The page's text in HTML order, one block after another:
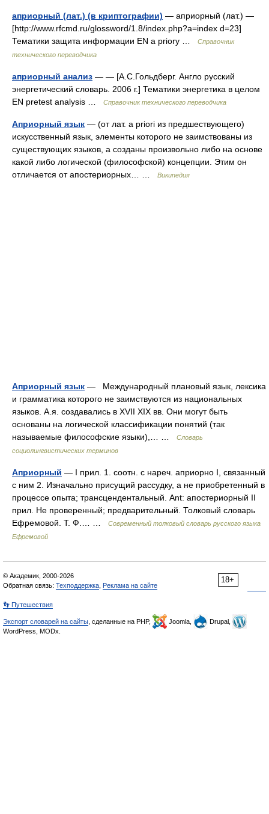
априорный (лат.) (в криптографии) — априорный (лат.) —
[http://www.rfcmd.ru/glossword/1.8/index.php?a=index d=23]
Тематики защита информации EN a priory …
Справочник
технического переводчика
априорный анализ — — [А.С.Гольдберг. Англо русский
энергетический словарь. 2006 г.] Тематики энергетика в целом
EN pretest analysis …
Справочник технического переводчика
Априорный язык — (от лат. a priori из предшествующего)
искусственный язык, элементы которого не заимствованы из
существующих языков, а созданы произвольно либо на основе
какой либо логической (философской) концепции. Этим он
отличается от апостериорных… …
Википедия
Априорный язык — Международный плановый язык, лексика
и грамматика которого не заимствуются из национальных
языков. А.я. создавались в XVII XIX вв. Они могут быть
основаны на логической классификации понятий (так
называемые философские языки),… …
Словарь
социолингвистических терминов
Априорный — I прил. 1. соотн. с нареч. априорно I, связанный
с ним 2. Изначально присущий рассудку, а не приобретенный в
процессе опыта; трансцендентальный. Ant: апостериорный II
прил. Не проверенный; предварительный. Толковый словарь
Ефремовой. Т. Ф.… …
Современный толковый словарь русского языка
Ефремовой
18+
© Академик, 2000-2026
Обратная связь: Техподдержка Реклама на сайте
👣 Путешествия
Экспорт словарей на сайты , сделанные на PHP, Joomla,
Drupal,
WordPress, MODx.